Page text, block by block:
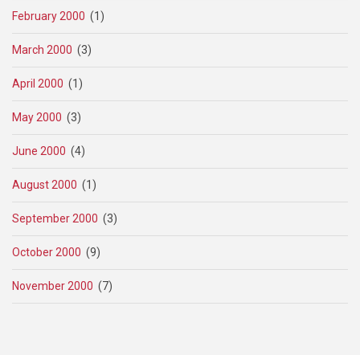
February 2000 (1)
March 2000 (3)
April 2000 (1)
May 2000 (3)
June 2000 (4)
August 2000 (1)
September 2000 (3)
October 2000 (9)
November 2000 (7)